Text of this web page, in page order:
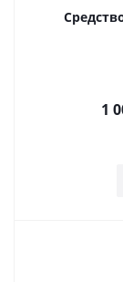
1